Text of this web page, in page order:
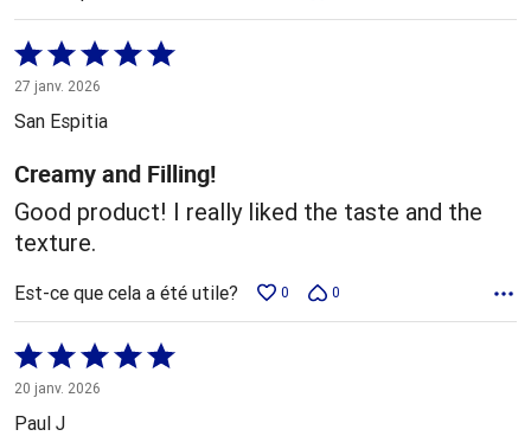
Coté
5 sur
5
27 janv. 2026
San Espitia
Creamy and Filling!
Good product! I really liked the taste and the
texture.
Est-ce que cela a été utile? 0 0
Coté
5 sur
5
20 janv. 2026
Paul J